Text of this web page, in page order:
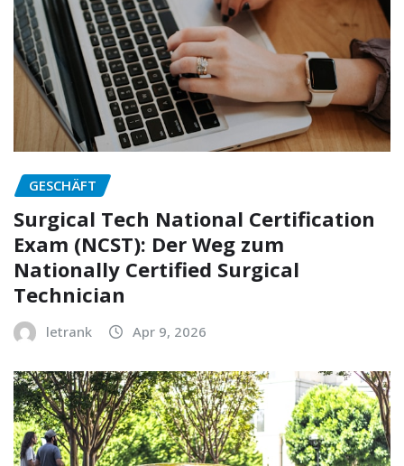
GESCHÄFT
Surgical Tech National Certification
Exam (NCST): Der Weg zum
Nationally Certified Surgical
Technician
letrank Apr 9, 2026